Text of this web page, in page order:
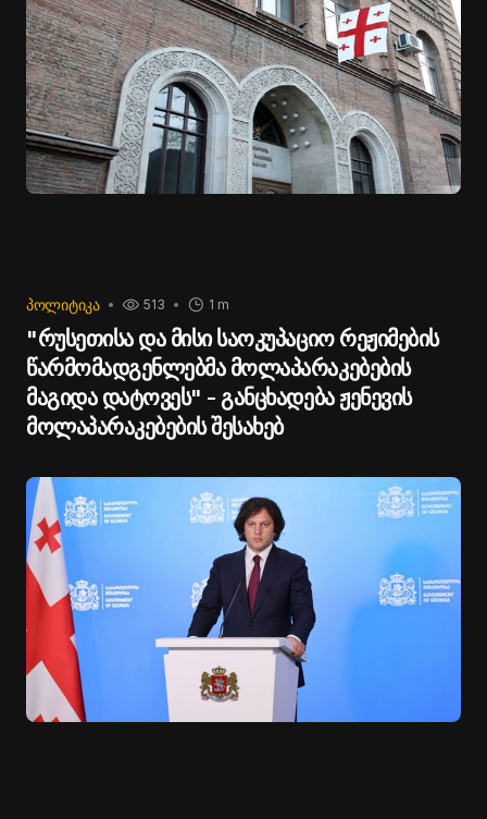
ᲞᲝᲚᲘᲢᲘᲙᲐ 1 m
513
"რუსეთისა და მისი საოკუპაციო რეჟიმების
წარმომადგენლებმა მოლაპარაკებების
მაგიდა დატოვეს" - განცხადება ჟენევის
მოლაპარაკებების შესახებ